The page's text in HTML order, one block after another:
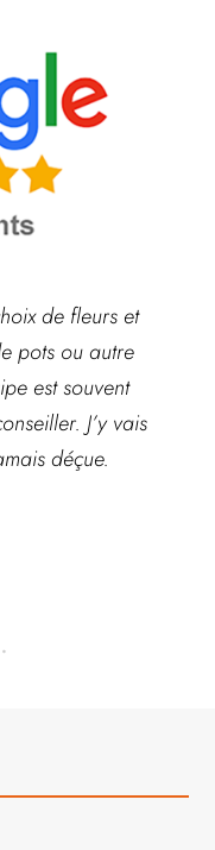
de fleurs et
pots ou autre
est souvent
J’y vais
déçue.